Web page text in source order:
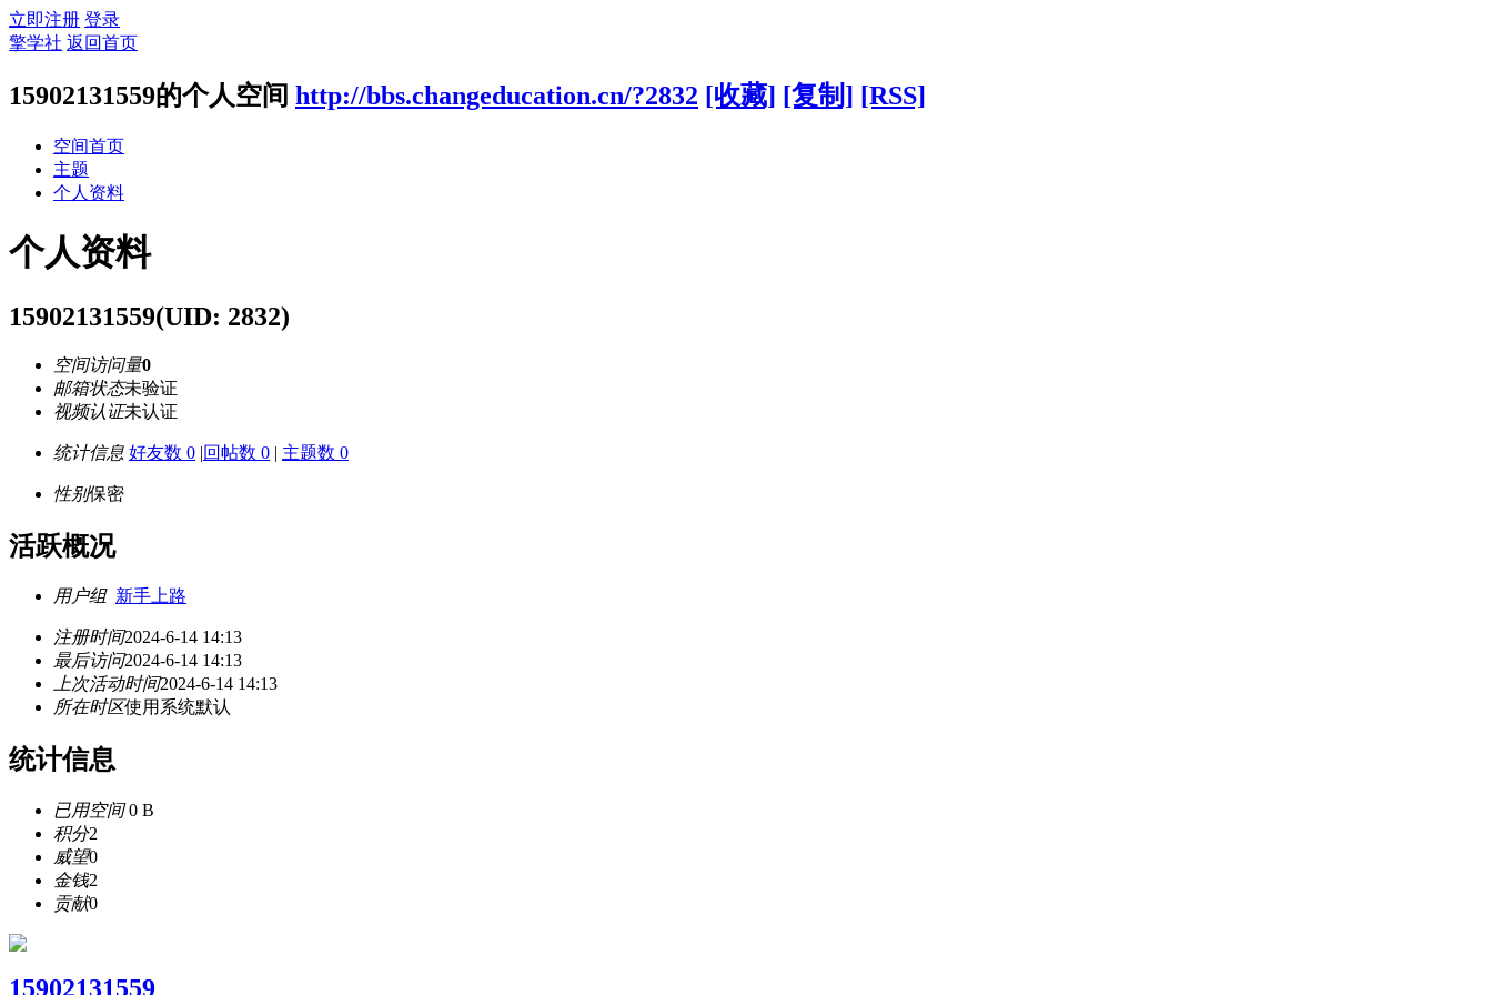
立即注册 登录
擎学社 返回首页
15902131559的个人空间 http://bbs.changeducation.cn/?2832 [收藏] [复制] [RSS]
空间首页
主题
个人资料
个人资料
15902131559(UID: 2832)
空间访问量0
邮箱状态未验证
视频认证未认证
统计信息 好友数 0 |回帖数 0 | 主题数 0
性别保密
活跃概况
用户组 新手上路
注册时间2024-6-14 14:13
最后访问2024-6-14 14:13
上次活动时间2024-6-14 14:13
所在时区使用系统默认
统计信息
已用空间0 B
积分2
威望0
金钱2
贡献0
15902131559